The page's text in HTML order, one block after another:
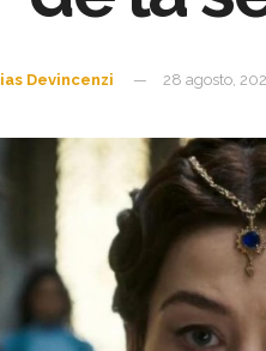
Devincenzi 28 agosto,